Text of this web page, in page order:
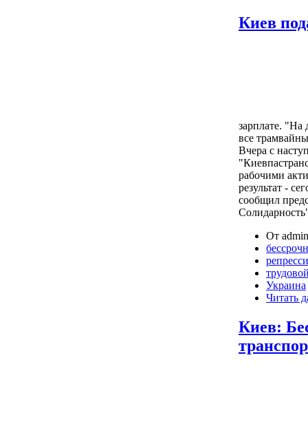
Киев
зарплате. "На
все
Вчера с
рабочими
результат -
сообщил
От
Украина
Читать
Киев: